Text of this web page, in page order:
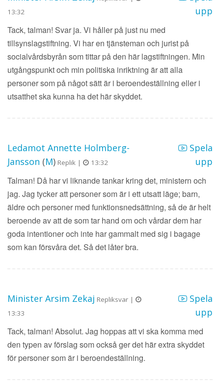
13:32
upp
Tack, talman! Svar ja. Vi håller på just nu med
tillsynslagstiftning. Vi har en tjänsteman och jurist på
socialvårdsbyrån som tittar på den här lagstiftningen. Min
utgångspunkt och min politiska inriktning är att alla
personer som på något sätt är i beroendeställning eller i
utsatthet ska kunna ha det här skyddet.
Ledamot Annette Holmberg-
Jansson (M) Replik | 13:32
Spela
upp
Talman! Då har vi liknande tankar kring det, ministern och
jag. Jag tycker att personer som är i ett utsatt läge; barn,
äldre och personer med funktionsnedsättning, så de är helt
beroende av att de som tar hand om och vårdar dem har
goda intentioner och inte har gammalt med sig i bagage
som kan försvåra det. Så det låter bra.
Minister Arsim Zekaj Repliksvar |
13:33
Spela
upp
Tack, talman! Absolut. Jag hoppas att vi ska komma med
den typen av förslag som också ger det här extra skyddet
för personer som är i beroendeställning.